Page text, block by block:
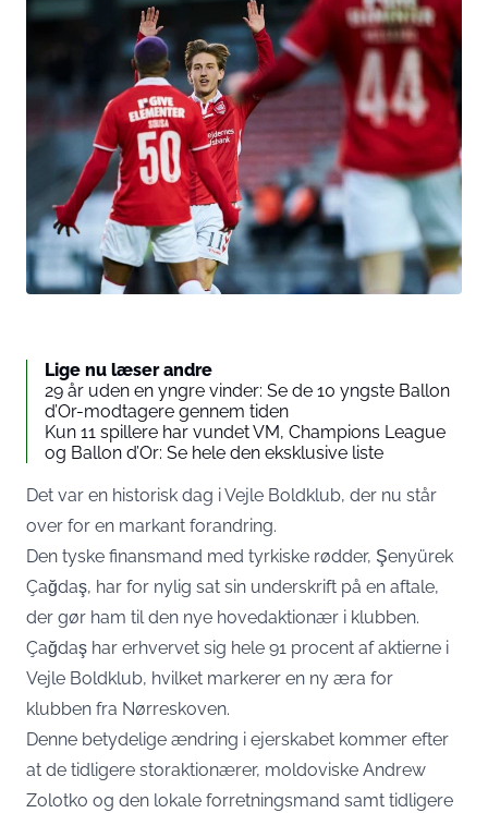
Lige nu læser andre
29 år uden en yngre vinder: Se de 10 yngste Ballon
d’Or-modtagere gennem tiden
Kun 11 spillere har vundet VM, Champions League
og Ballon d’Or: Se hele den eksklusive liste
Det var en historisk dag i Vejle Boldklub, der nu står
over for en markant forandring.
Den tyske finansmand med tyrkiske rødder, Şenyürek
Çağdaş, har for nylig sat sin underskrift på en aftale,
der gør ham til den nye hovedaktionær i klubben.
Çağdaş har erhvervet sig hele 91 procent af aktierne i
Vejle Boldklub, hvilket markerer en ny æra for
klubben fra Nørreskoven.
Denne betydelige ændring i ejerskabet kommer efter
at de tidligere storaktionærer, moldoviske Andrew
Zolotko og den lokale forretningsmand samt tidligere